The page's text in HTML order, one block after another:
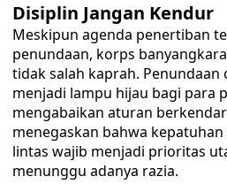
Disiplin Jangan Kendur
Meskipun agenda penertiban
penundaan, korps
tidak salah kaprah.
menjadi lampu hijau bagi para
mengabaikan aturan
menegaskan bahwa
lintas wajib menjadi prioritas
menunggu adanya razia.